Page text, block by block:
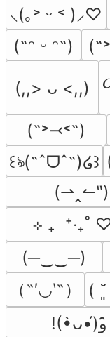
⸜(｡˃ ᵕ ˂ )⸝♡
(˶ᵔ ᵕ ᵔ˶)
(,,> ᴗ <,,)
(˶˃⤙˂˶)
꒰ঌ(˶ˆᗜˆ˵)໒꒱
(⇀‸↼‶)
⊹ ₊  ⁺‧₊˚
(─‿‿─)
（˶′◡‵˶）
(